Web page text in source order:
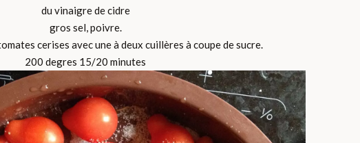
du vinaigre de cidre
gros sel, poivre.
cerises avec une à deux cuillères à coupe de sucre.
200 degres 15/20 minutes